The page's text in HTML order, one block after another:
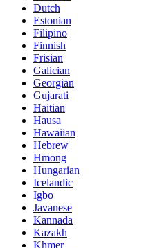
Dutch
Estonian
Filipino
Finnish
Frisian
Galician
Georgian
Gujarati
Haitian
Hausa
Hawaiian
Hebrew
Hmong
Hungarian
Icelandic
Igbo
Javanese
Kannada
Kazakh
Khmer